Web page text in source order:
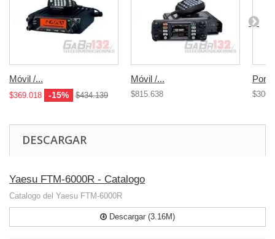
Móvil /...
$369.018 -15% $434.139
Móvil /...
$815.638
DESCARGAR
Yaesu FTM-6000R - Catalogo
Catalogo del Yaesu FTM-6000R
Descargar (3.16M)